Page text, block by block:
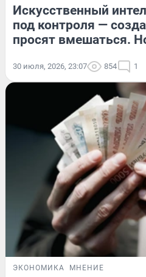
Искусственный
под контроля —
просят вмешаться.
30 июля, 2026, 23:07 854 1
ЭКОНОМИКА МНЕНИЕ